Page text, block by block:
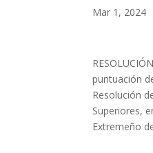
Mar 1, 2024
puntuación
Resolución
Superiores,
Extremeño